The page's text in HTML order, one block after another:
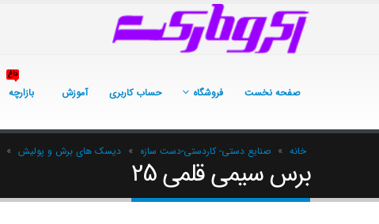
صفحه نخست فروشگاه حساب کاربری آموزش بازارچه
داغ
خانه » صنایع دستی- کاردستی-دست سازه » دیسک های برش و پولیش »
برس سیمی قلمی 25